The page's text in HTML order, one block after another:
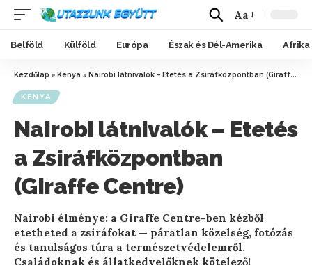
Aa
Belföld Külföld Európa Észak és Dél-Amerika Afrika
Kezdőlap » Kenya » Nairobi látnivalók – Etetés a Zsiráfközpontban (Giraffe Centre)
KENYA
Nairobi látnivalók – Etetés
a Zsiráfközpontban
(Giraffe Centre)
Nairobi élménye: a Giraffe Centre-ben kézből
etetheted a zsiráfokat — páratlan közelség, fotózás
és tanulságos túra a természetvédelemről.
Családoknak és állatkedvelőknek kötelező!